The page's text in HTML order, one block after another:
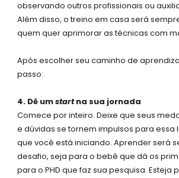
observando outros profissionais ou
Além disso, o treino em casa será
quem quer aprimorar as técnicas com
Após escolher seu caminho de
passo:
4. Dê umstartna sua jornada
Comece por inteiro. Deixe que seus
e dúvidas se tornem impulsos para essa
que você está iniciando. Aprender será
desafio, seja para o bebê que dá os
para o PHD que faz sua pesquisa. Esteja